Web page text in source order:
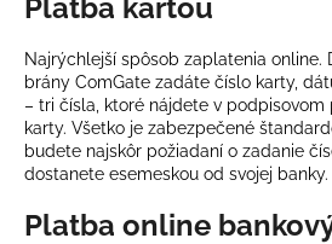
Platba kartou
Najrýchlejší spôsob zaplatenia online.
brány ComGate zadáte číslo karty,
– tri čísla, ktoré nájdete v podpisovom
karty. Všetko je zabezpečené
budete najskôr požiadaní o zadanie
dostanete esemeskou od svojej banky.
Platba online
ú
č
a
m
e